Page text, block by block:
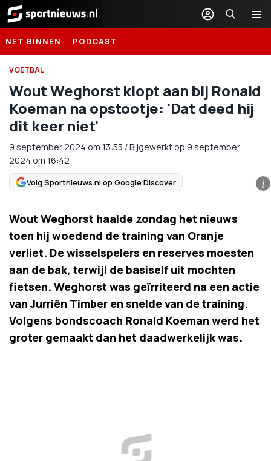
Sportnieuws.nl
NET BINNEN PODCAST
VOETBAL
Wout Weghorst klopt aan bij Ronald
Koeman na opstootje: 'Dat deed hij
dit keer niet'
9 september 2024 om 13:55 /Bijgewerkt op 9 september
2024 om 16:42
Volg Sportnieuws.nl op Google Discover i
Wout Weghorst haalde zondag het nieuws
toen hij woedend de training van Oranje
verliet. De wisselspelers en reserves moesten
aan de bak, terwijl de basiself uit mochten
fietsen. Weghorst was geïrriteerd na een actie
van Jurriën Timber en snelde van de training.
Volgens bondscoach Ronald Koeman werd het
groter gemaakt dan het daadwerkelijk was.